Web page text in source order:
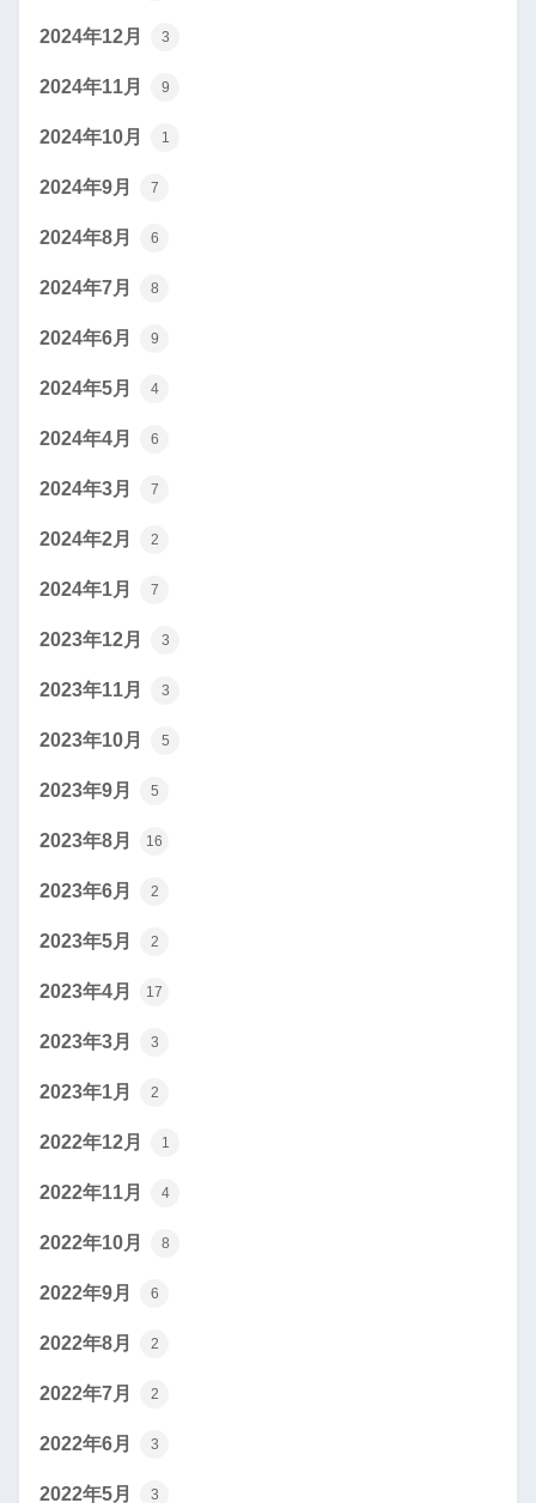
2024年12月 3
2024年11月 9
2024年10月 1
2024年9月 7
2024年8月 6
2024年7月 8
2024年6月 9
2024年5月 4
2024年4月 6
2024年3月 7
2024年2月 2
2024年1月 7
2023年12月 3
2023年11月 3
2023年10月 5
2023年9月 5
2023年8月 16
2023年6月 2
2023年5月 2
2023年4月 17
2023年3月 3
2023年1月 2
2022年12月 1
2022年11月 4
2022年10月 8
2022年9月 6
2022年8月 2
2022年7月 2
2022年6月 3
2022年5月 3